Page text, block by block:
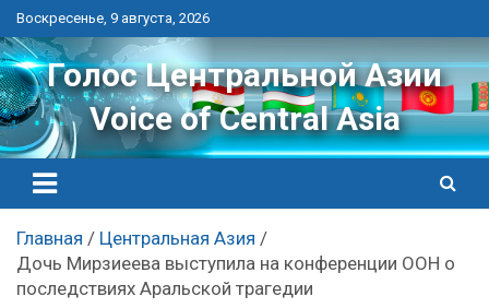
Перейти
к
контенту
Воскресенье, 9 августа, 2026
Голос Центральной Азии
Voice of Central Asia
Главная
Центральная Азия
Дочь Мирзиеева выступила на конференции ООН о
последствиях Аральской трагедии